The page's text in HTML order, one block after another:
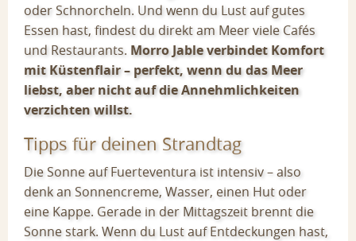
oder Schnorcheln. Und wenn du Lust auf gutes
Essen hast, findest du direkt am Meer viele Cafés
und Restaurants. Morro Jable verbindet Komfort
mit Küstenflair – perfekt, wenn du das Meer
liebst, aber nicht auf die Annehmlichkeiten
verzichten willst.
Tipps für deinen Strandtag
Die Sonne auf Fuerteventura ist intensiv – also
denk an Sonnencreme, Wasser, einen Hut oder
eine Kappe. Gerade in der Mittagszeit brennt die
Sonne stark. Wenn du Lust auf Entdeckungen hast,